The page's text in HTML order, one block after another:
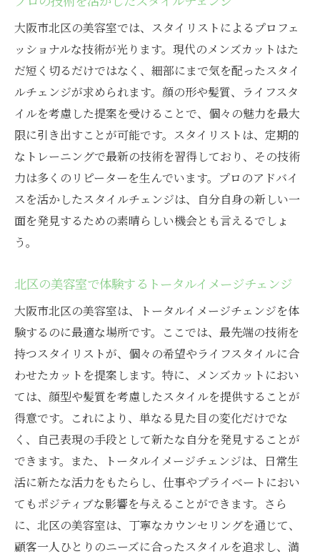
大阪市北区の美容室では、スタイリストによるプロフェ
ッショナルな技術が光ります。現代のメンズカットはた
だ短く切るだけではなく、細部にまで気を配ったスタイ
ルチェンジが求められます。顔の形や髪質、ライフスタ
イルを考慮した提案を受けることで、個々の魅力を最大
限に引き出すことが可能です。スタイリストは、定期的
なトレーニングで最新の技術を習得しており、その技術
力は多くのリピーターを生んでいます。プロのアドバイ
スを活かしたスタイルチェンジは、自分自身の新しい一
面を発見するための素晴らしい機会とも言えるでしょ
う。
北区の美容室で体験するトータルイメージチェンジ
大阪市北区の美容室は、トータルイメージチェンジを体
験するのに最適な場所です。ここでは、最先端の技術を
持つスタイリストが、個々の希望やライフスタイルに合
わせたカットを提案します。特に、メンズカットにおい
ては、顔型や髪質を考慮したスタイルを提供することが
得意です。これにより、単なる見た目の変化だけでな
く、自己表現の手段として新たな自分を発見することが
できます。また、トータルイメージチェンジは、日常生
活に新たな活力をもたらし、仕事やプライベートにおい
てもポジティブな影響を与えることができます。さら
に、北区の美容室は、丁寧なカウンセリングを通じて、
顧客一人ひとりのニーズに合ったスタイルを追求し、満